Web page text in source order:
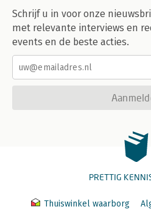
Schrijf u in voor onze
met relevante interviews en
events en de beste acties.
PRETTIG
Thuiswinkel waarborg